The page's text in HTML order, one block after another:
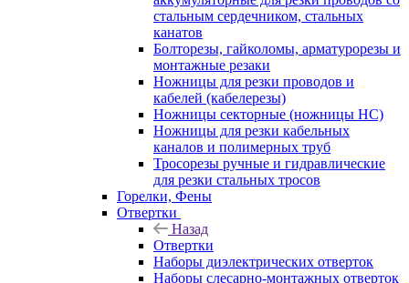
стальным сердечником, стальных
канатов
Болторезы, гайколомы, арматурорезы и
монтажные резаки
Ножницы для резки проводов и
кабелей (кабелерезы)
Ножницы секторные (ножницы НС)
Ножницы для резки кабельных
каналов и полимерных труб
Тросорезы ручные и гидравлические
для резки стальных тросов
Горелки, Фены
Отвертки
Назад
Отвертки
Наборы диэлектрических отверток
Наборы слесарно-монтажных отверток